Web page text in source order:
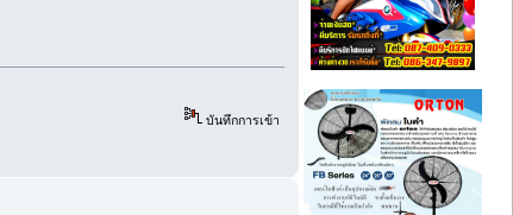
บันทึกการเข้า